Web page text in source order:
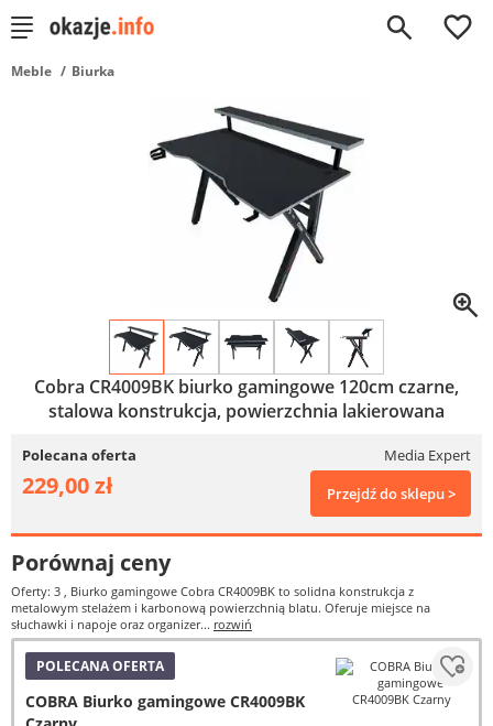
0
Meble Biurka
Cobra CR4009BK biurko gamingowe 120cm czarne,
stalowa konstrukcja, powierzchnia lakierowana
Polecana oferta Media Expert
229,00 zł Przejdź do sklepu >
Porównaj ceny
Oferty: 3 , Biurko gamingowe Cobra CR4009BK to solidna konstrukcja z
metalowym stelażem i karbonową powierzchnią blatu. Oferuje miejsce na
słuchawki i napoje oraz organizer... rozwiń
POLECANA OFERTA
COBRA Biurko gamingowe CR4009BK